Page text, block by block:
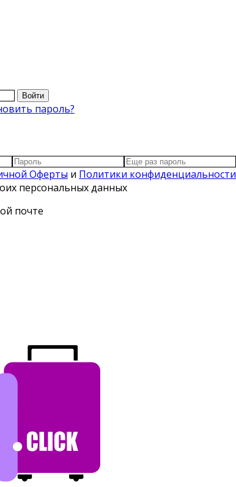
Войти
пароль?
Оферты и Политики конфиденциальности
персональных данных
почте